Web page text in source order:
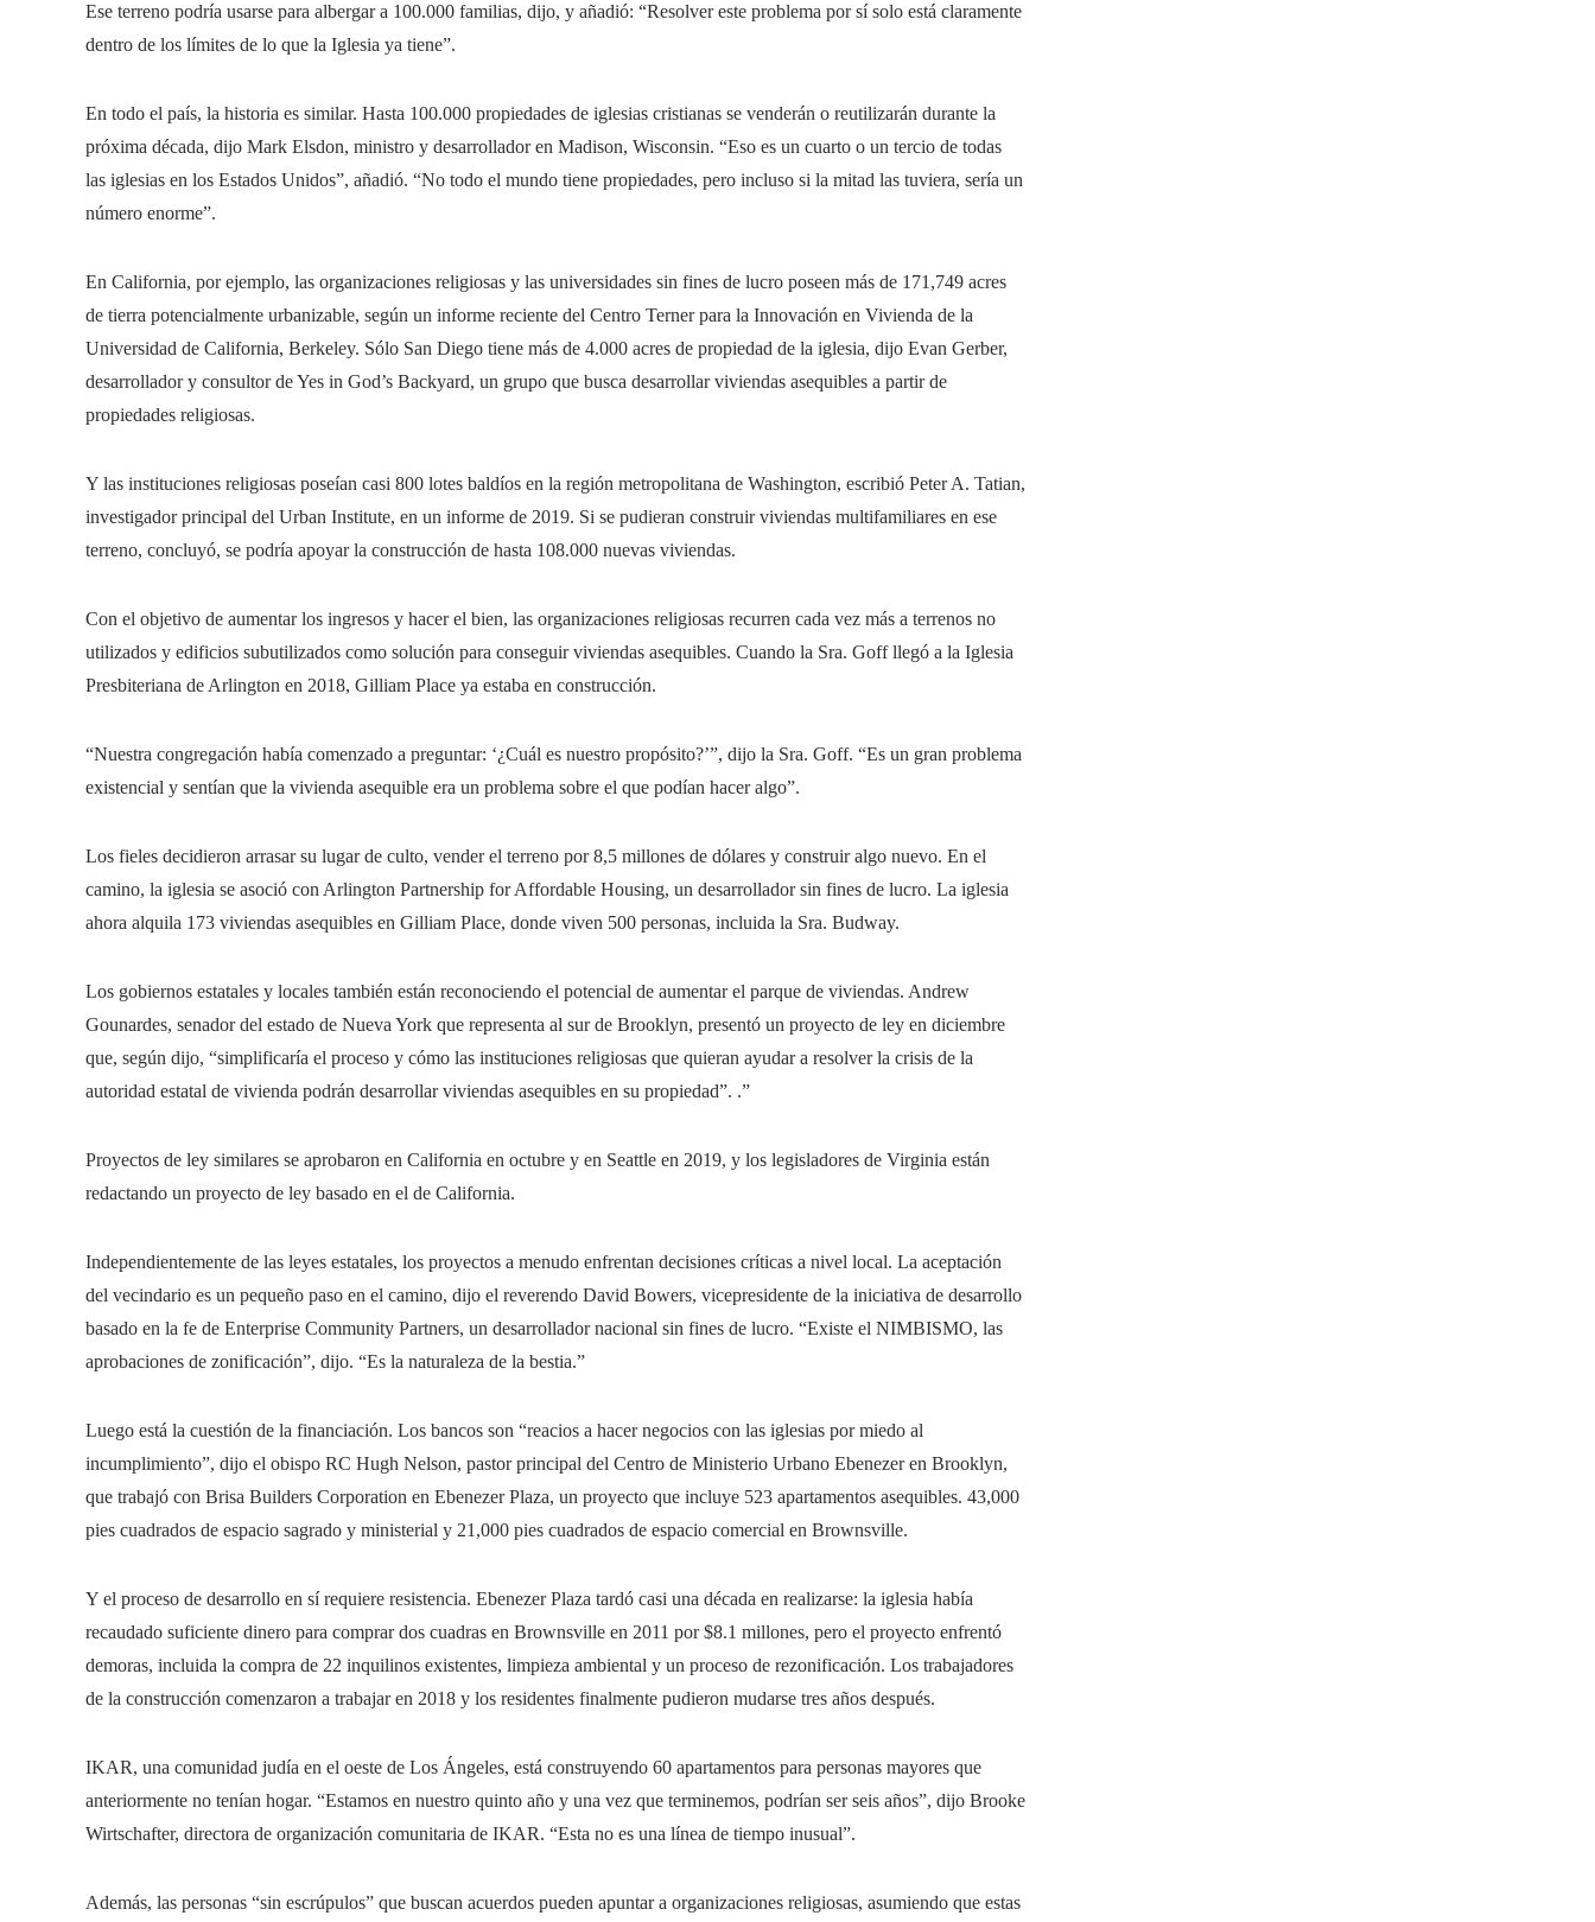
Ese terreno podría usarse para albergar a 100.000 familias, dijo, y añadió: “Resolver este problema por sí solo está claramente
dentro de los límites de lo que la Iglesia ya tiene”.
En todo el país, la historia es similar. Hasta 100.000 propiedades de iglesias cristianas se venderán o reutilizarán durante la
próxima década, dijo Mark Elsdon, ministro y desarrollador en Madison, Wisconsin. “Eso es un cuarto o un tercio de todas
las iglesias en los Estados Unidos”, añadió. “No todo el mundo tiene propiedades, pero incluso si la mitad las tuviera, sería un
número enorme”.
En California, por ejemplo, las organizaciones religiosas y las universidades sin fines de lucro poseen más de 171,749 acres
de tierra potencialmente urbanizable, según un informe reciente del Centro Terner para la Innovación en Vivienda de la
Universidad de California, Berkeley. Sólo San Diego tiene más de 4.000 acres de propiedad de la iglesia, dijo Evan Gerber,
desarrollador y consultor de Yes in God’s Backyard, un grupo que busca desarrollar viviendas asequibles a partir de
propiedades religiosas.
Y las instituciones religiosas poseían casi 800 lotes baldíos en la región metropolitana de Washington, escribió Peter A. Tatian,
investigador principal del Urban Institute, en un informe de 2019. Si se pudieran construir viviendas multifamiliares en ese
terreno, concluyó, se podría apoyar la construcción de hasta 108.000 nuevas viviendas.
Con el objetivo de aumentar los ingresos y hacer el bien, las organizaciones religiosas recurren cada vez más a terrenos no
utilizados y edificios subutilizados como solución para conseguir viviendas asequibles. Cuando la Sra. Goff llegó a la Iglesia
Presbiteriana de Arlington en 2018, Gilliam Place ya estaba en construcción.
“Nuestra congregación había comenzado a preguntar: ‘¿Cuál es nuestro propósito?’”, dijo la Sra. Goff. “Es un gran problema
existencial y sentían que la vivienda asequible era un problema sobre el que podían hacer algo”.
Los fieles decidieron arrasar su lugar de culto, vender el terreno por 8,5 millones de dólares y construir algo nuevo. En el
camino, la iglesia se asoció con Arlington Partnership for Affordable Housing, un desarrollador sin fines de lucro. La iglesia
ahora alquila 173 viviendas asequibles en Gilliam Place, donde viven 500 personas, incluida la Sra. Budway.
Los gobiernos estatales y locales también están reconociendo el potencial de aumentar el parque de viviendas. Andrew
Gounardes, senador del estado de Nueva York que representa al sur de Brooklyn, presentó un proyecto de ley en diciembre
que, según dijo, “simplificaría el proceso y cómo las instituciones religiosas que quieran ayudar a resolver la crisis de la
autoridad estatal de vivienda podrán desarrollar viviendas asequibles en su propiedad”. .”
Proyectos de ley similares se aprobaron en California en octubre y en Seattle en 2019, y los legisladores de Virginia están
redactando un proyecto de ley basado en el de California.
Independientemente de las leyes estatales, los proyectos a menudo enfrentan decisiones críticas a nivel local. La aceptación
del vecindario es un pequeño paso en el camino, dijo el reverendo David Bowers, vicepresidente de la iniciativa de desarrollo
basado en la fe de Enterprise Community Partners, un desarrollador nacional sin fines de lucro. “Existe el NIMBISMO, las
aprobaciones de zonificación”, dijo. “Es la naturaleza de la bestia.”
Luego está la cuestión de la financiación. Los bancos son “reacios a hacer negocios con las iglesias por miedo al
incumplimiento”, dijo el obispo RC Hugh Nelson, pastor principal del Centro de Ministerio Urbano Ebenezer en Brooklyn,
que trabajó con Brisa Builders Corporation en Ebenezer Plaza, un proyecto que incluye 523 apartamentos asequibles. 43,000
pies cuadrados de espacio sagrado y ministerial y 21,000 pies cuadrados de espacio comercial en Brownsville.
Y el proceso de desarrollo en sí requiere resistencia. Ebenezer Plaza tardó casi una década en realizarse: la iglesia había
recaudado suficiente dinero para comprar dos cuadras en Brownsville en 2011 por $8.1 millones, pero el proyecto enfrentó
demoras, incluida la compra de 22 inquilinos existentes, limpieza ambiental y un proceso de rezonificación. Los trabajadores
de la construcción comenzaron a trabajar en 2018 y los residentes finalmente pudieron mudarse tres años después.
IKAR, una comunidad judía en el oeste de Los Ángeles, está construyendo 60 apartamentos para personas mayores que
anteriormente no tenían hogar. “Estamos en nuestro quinto año y una vez que terminemos, podrían ser seis años”, dijo Brooke
Wirtschafter, directora de organización comunitaria de IKAR. “Esta no es una línea de tiempo inusual”.
Además, las personas “sin escrúpulos” que buscan acuerdos pueden apuntar a organizaciones religiosas, asumiendo que estas